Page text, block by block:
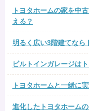
トヨタホームの家を中
える？
明るく広い3階建てなら
ビルトインガレージは
トヨタホームと一緒に
進化したトヨタホーム